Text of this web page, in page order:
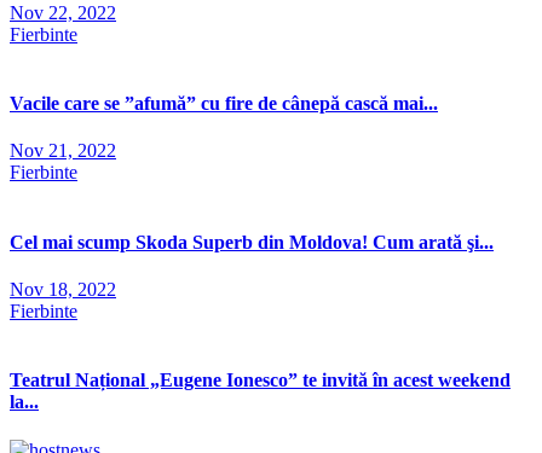
Nov 22, 2022
Fierbinte
Vacile care se ”afumă” cu fire de cânepă cască mai...
Nov 21, 2022
Fierbinte
Cel mai scump Skoda Superb din Moldova! Cum arată şi...
Nov 18, 2022
Fierbinte
Teatrul Național „Eugene Ionesco” te invită în acest weekend
la...